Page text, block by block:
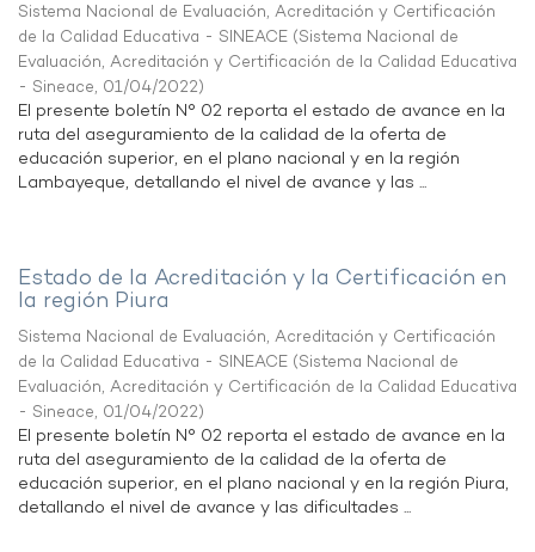
Sistema Nacional de Evaluación, Acreditación y Certificación
de la Calidad Educativa - SINEACE (Sistema Nacional de
Evaluación, Acreditación y Certificación de la Calidad Educativa
- Sineace, 01/04/2022)
El presente boletín N° 02 reporta el estado de avance en la
ruta del aseguramiento de la calidad de la oferta de
educación superior, en el plano nacional y en la región
Lambayeque, detallando el nivel de avance y las ...
Estado de la Acreditación y la Certificación en
la región Piura
Sistema Nacional de Evaluación, Acreditación y Certificación
de la Calidad Educativa - SINEACE (Sistema Nacional de
Evaluación, Acreditación y Certificación de la Calidad Educativa
- Sineace, 01/04/2022)
El presente boletín N° 02 reporta el estado de avance en la
ruta del aseguramiento de la calidad de la oferta de
educación superior, en el plano nacional y en la región Piura,
detallando el nivel de avance y las dificultades ...